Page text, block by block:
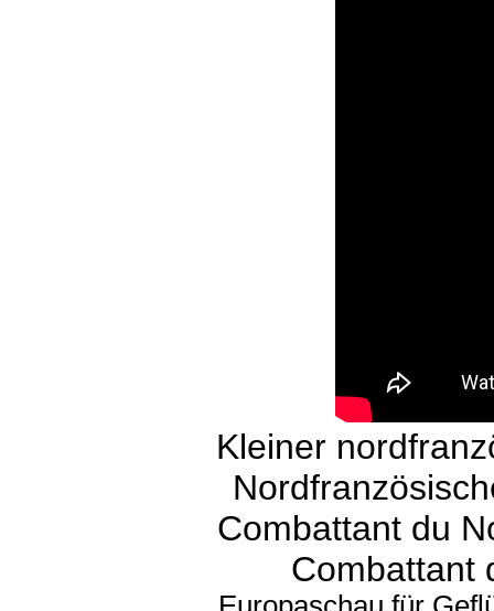
Kleiner
Combattant du
Combattant